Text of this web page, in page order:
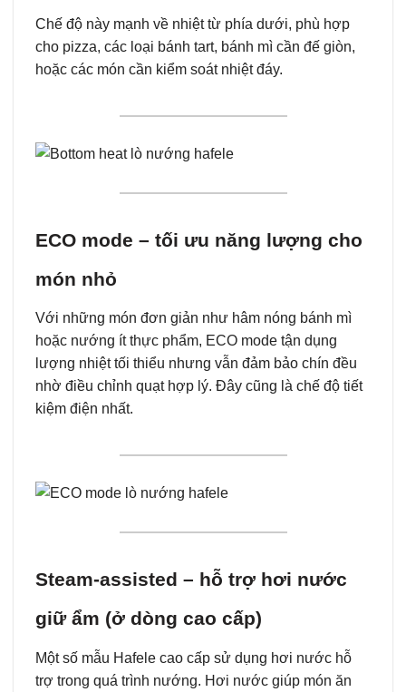
Chế độ này mạnh về nhiệt từ phía dưới, phù hợp
cho pizza, các loại bánh tart, bánh mì cần đế giòn,
hoặc các món cần kiểm soát nhiệt đáy.
ECO mode – tối ưu năng lượng cho
món nhỏ
Với những món đơn giản như hâm nóng bánh mì
hoặc nướng ít thực phẩm, ECO mode tận dụng
lượng nhiệt tối thiểu nhưng vẫn đảm bảo chín đều
nhờ điều chỉnh quạt hợp lý. Đây cũng là chế độ tiết
kiệm điện nhất.
Steam-assisted – hỗ trợ hơi nước
giữ ẩm (ở dòng cao cấp)
Một số mẫu Hafele cao cấp sử dụng hơi nước hỗ
trợ trong quá trình nướng. Hơi nước giúp món ăn